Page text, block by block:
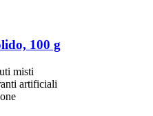
100 g
misti
artificiali